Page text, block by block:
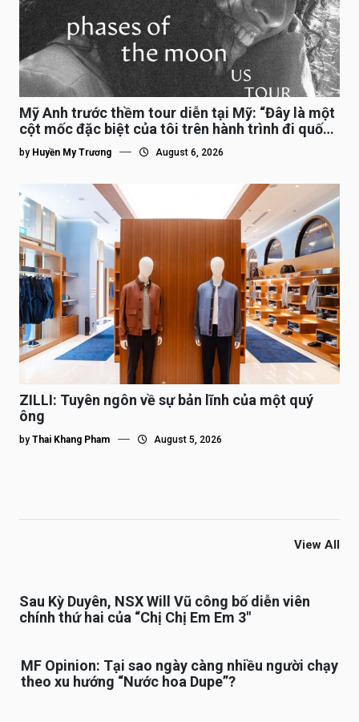
Mỹ Anh trước thềm tour diễn tại Mỹ: “Đây là một
cột mốc đặc biệt của tôi trên hành trình đi quốc
tế”
by Huyền My Trương August 6, 2026
ZILLI: Tuyên ngôn về sự bản lĩnh của một quý
ông
by Thai Khang Pham August 5, 2026
View All
Sau Kỳ Duyên, NSX Will Vũ công bố diễn viên
chính thứ hai của “Chị Chị Em Em 3″
MF Opinion: Tại sao ngày càng nhiều người chạy
theo xu hướng “Nước hoa Dupe”?